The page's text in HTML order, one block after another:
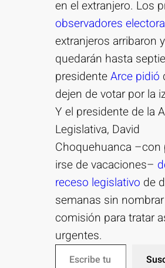
en el extranjero. Los
observadores
extranjeros arribaron
quedarán hasta
presidenteArce pidió
dejen de votar por la
Y el presidente de la
Legislativa, David
Choquehuanca –con
irse de vacaciones–
receso legislativo de
semanas sin
comisión para tratar
urgentes.
Escribe tu correo electrónico…